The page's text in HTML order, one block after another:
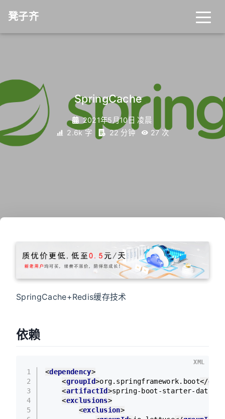
凳子齐
SpringCache_
2021年5月10日 凌晨
2.6k 字
22 分钟 27 次
SpringCache+Redis缓存技术
依赖
1
2
3
4
5
<dependency>
<groupId>org.springframework.boot</
<artifactId>spring-boot-starter-data-
<exclusions>
<exclusion>
XML